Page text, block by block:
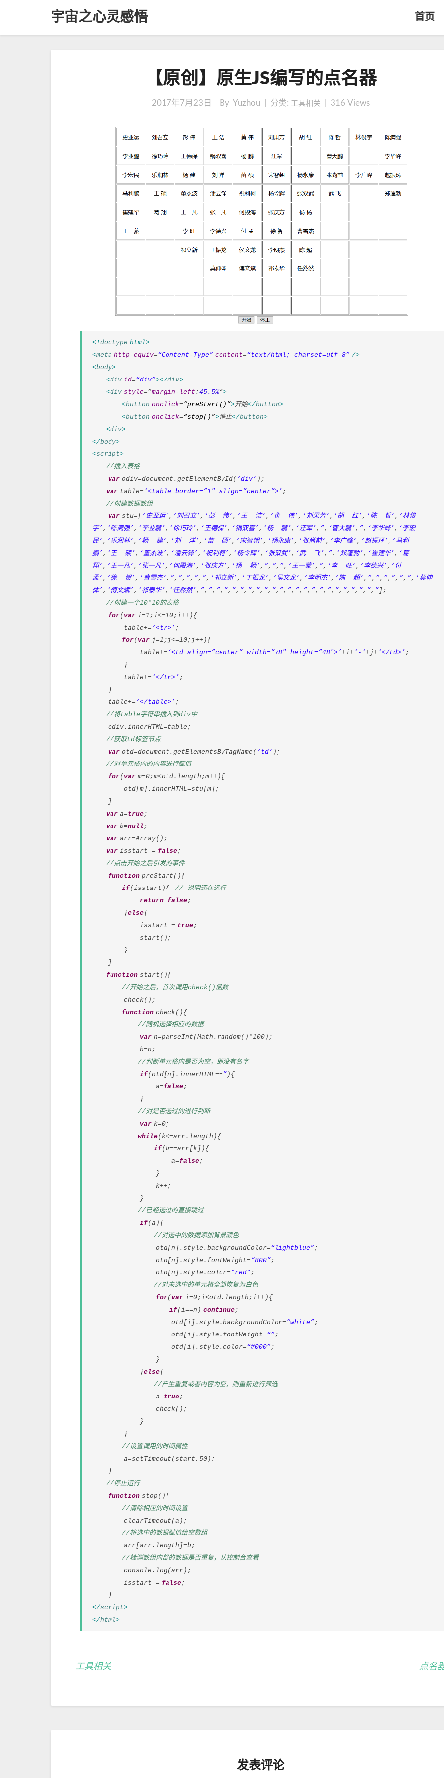
宇宙之心灵感悟 首页
原
生
编
写
的
点
名
【原创】原生JS编写的点名器
2017年7月23日 By Yuzhou | 分类: 工具相关 316 Views
<!doctype html>
<meta http-equiv=“Content-Type” content=“text/html; charset=utf-8” />
<body>
<div id=“div”></div>
<div style=”margin-left :45.5%“>
<button onclick=“preStart()”>开始</button>
<button onclick=“stop()”> 停止</button>
<div>
</body>
<script>
//插入表格
var odiv=document.getElementById( ‘div’ );
var table= ‘<table border=”1″ align=”center”>’ ;
//创建数据数组
var stu=[ ‘史亚运’, ‘刘召立’, ‘彭 伟’, ‘王 洁’, ‘黄 伟’, ‘刘果芳’, ‘胡 红’, ‘陈 哲’, ‘林俊
宇’, ‘陈满强’, ‘李业鹏’, ‘徐巧玲’, ‘王德保’, ‘锅双喜’, ‘杨 鹏’, ‘汪军’, ”, ‘曹大鹏’, ”, ‘李华峰’, ‘李宏
民’, ‘乐润林’, ‘杨 建’, ‘刘 洋’, ‘苗 硕’, ‘宋智朝’, ‘杨永康’, ‘张尚前’, ‘李广峰’, ‘赵振环’, ‘马利
鹏’, ‘王 硕’, ‘董杰波’, ‘潘云锋’, ‘祝利柯’, ‘杨令辉’, ‘张双武’, ‘武 飞’, ”, ‘郑蓬勃’, ‘崔建华’, ‘葛
翔’, ‘王一凡’, ‘张一凡’, ‘何殿海’, ‘张庆方’, ‘杨 杨’, ”, ”, ”, ‘王一蒙’, ”, ‘李 旺’, ‘李德兴’, ‘付
孟’, ‘徐 贺’, ‘曹雪杰’, ”, ”, ”, ”, ”, ‘祁立新’, ‘丁振龙’, ‘侯文龙’, ‘李明杰’, ‘陈 超’, ”, ”, ”, ”, ”, ”, ‘莫伸
体’, ‘傅文斌’, ‘祁泰华’, ‘任然然’, ”, ”, ”, ”, ”, ”, ”, ”, ”, ”, ”, ”, ”, ”, ”, ”, ”, ”, ”, ”, ”, ”, ”];
//创建一个10*10的表格
for(var i=1;i<=10;i++){
table+= ‘<tr>’ ;
for(var j=1;j<=10;j++){
table+= ‘<td align=”center” width=”78″ height=”48″>’+i+ ‘-‘+j+ ‘</td>’ ;
}
table+= ‘</tr>’ ;
}
table+= ‘</table>’ ;
//将table字符串插入到div中
odiv.innerHTML=table;
//获取td标签节点
var otd=document.getElementsByTagName( ‘td’ );
//对单元格内的内容进行赋值
for(var m=0;m<otd.length;m++){
otd[m].innerHTML=stu[m];
}
var a=true;
var b=null ;
var arr=Array();
var isstart = false;
//点击开始之后引发的事件
function preStart(){
if(isstart){
// 说明还在运行
return false;
}else{
isstart = true;
start();
}
}
function start(){
//开始之后，首次调用check()函数
check();
function check(){
//随机选择相应的数据
var n=parseInt(Math.random()*100);
b=n;
//判断单元格内是否为空，即没有名字
if(otd[n].innerHTML==” ){
a=false;
}
//对是否选过的进行判断
var k=0;
while(k<=arr.length){
if(b==arr[k]){
a=false;
}
k++;
}
//已经选过的直接跳过
if(a){
//对选中的数据添加背景颜色
otd[n].style.backgroundColor=“lightblue”;
otd[n].style.fontWeight=“800”;
otd[n].style.color=“red”;
//对未选中的单元格全部恢复为白色
for(var i=0;i<otd.length;i++){
if(i==n) continue;
otd[i].style.backgroundColor=“white”;
otd[i].style.fontWeight=“”;
otd[i].style.color=“#000”;
}
}else{
//产生重复或者内容为空，则重新进行筛选
a=true;
check();
}
}
//设置调用的时间属性
a=setTimeout(start,50);
}
//停止运行
function stop(){
//清除相应的时间设置
clearTimeout(a);
//将选中的数据赋值给空数组
arr[arr.length]=b;
//检测数组内部的数据是否重复，从控制台查看
console.log(arr);
isstart = false;
}
</script>
</html>
工具相关 点名
发表评论